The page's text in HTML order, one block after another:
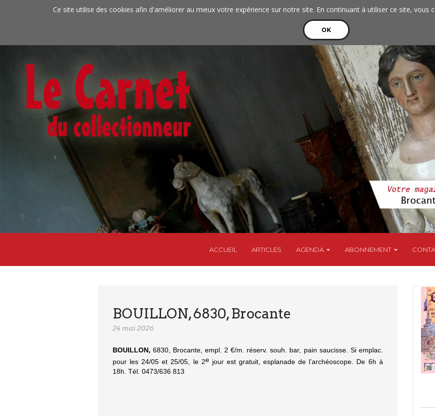
Ce site utilise des cookies afin d'améliorer au mieux votre expérience sur notre site. En continuant à utiliser ce site,
OK
ACCUEIL ARTICLES AGENDA ABONNEMENT
BOUILLON, 6830, Brocante
24 mai 2026
BOUILLON,6830, Brocante, empl. 2 €/m. réserv. souh. bar, pain saucisse. Si emplac.
pour les 24/05 et 25/05, le 2e jour est gratuit, esplanade de l’archéoscope. De 6h à
18h. Tél. 0473/636 813